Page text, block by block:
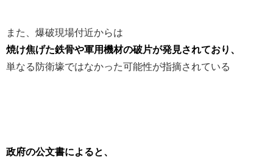
また、爆破現場付近からは
焼け焦げた鉄骨や軍用機材の破片が発見されており、
単なる防衛壕ではなかった可能性が指摘されている
政府の公文書によると、